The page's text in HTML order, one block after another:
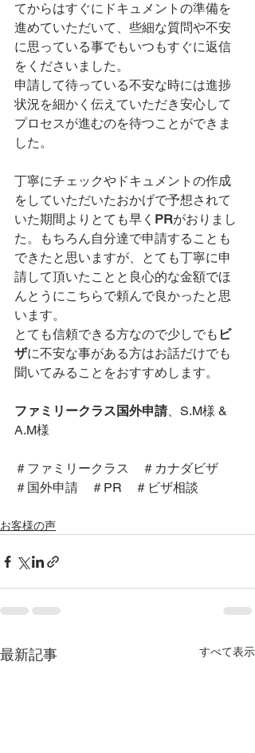
てからはすぐにドキュメントの準備を
進めていただいて、些細な質問や不安
に思っている事でもいつもすぐに返信
をくださいました。
申請して待っている不安な時には進捗
状況を細かく伝えていただき安心して
プロセスが進むのを待つことができま
した。
丁寧にチェックやドキュメントの作成
をしていただいたおかげで予想されて
いた期間よりとても早く PRがおりまし
た。もちろん自分達で申請することも
できたと思いますが、とても丁寧に申
請して頂いたことと良心的な金額でほ
んとうにこちらで頼んで良かったと思
います。
とても信頼できる方なので少しでも ビ
ザに不安な事がある方はお話だけでも
聞いてみることをおすすめします。
ファミリークラス国外申請、S.M様 &
A.M様
＃ファミリークラス　＃カナダビザ
＃国外申請　＃PR　＃ビザ相談
お客様の声
最新記事 すべて表示